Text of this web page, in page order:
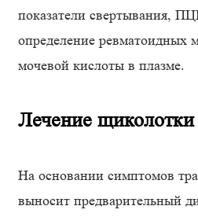
показатели свертывания,
определение ревматоидных
мочевой кислоты в плазме.
Лечение щиколотки
На основании симптомов
выносит предварительный